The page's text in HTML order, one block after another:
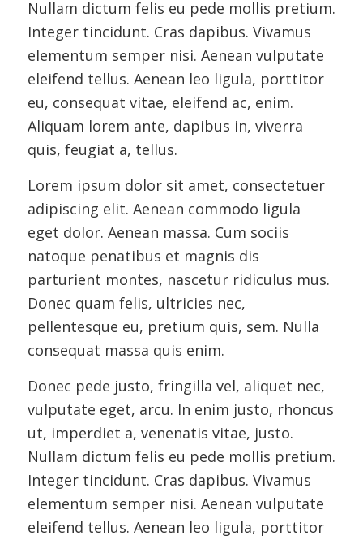
Nullam dictum felis eu pede mollis pretium.
Integer tincidunt. Cras dapibus. Vivamus
elementum semper nisi. Aenean vulputate
eleifend tellus. Aenean leo ligula, porttitor
eu, consequat vitae, eleifend ac, enim.
Aliquam lorem ante, dapibus in, viverra
quis, feugiat a, tellus.
Lorem ipsum dolor sit amet, consectetuer
adipiscing elit. Aenean commodo ligula
eget dolor. Aenean massa. Cum sociis
natoque penatibus et magnis dis
parturient montes, nascetur ridiculus mus.
Donec quam felis, ultricies nec,
pellentesque eu, pretium quis, sem. Nulla
consequat massa quis enim.
Donec pede justo, fringilla vel, aliquet nec,
vulputate eget, arcu. In enim justo, rhoncus
ut, imperdiet a, venenatis vitae, justo.
Nullam dictum felis eu pede mollis pretium.
Integer tincidunt. Cras dapibus. Vivamus
elementum semper nisi. Aenean vulputate
eleifend tellus. Aenean leo ligula, porttitor